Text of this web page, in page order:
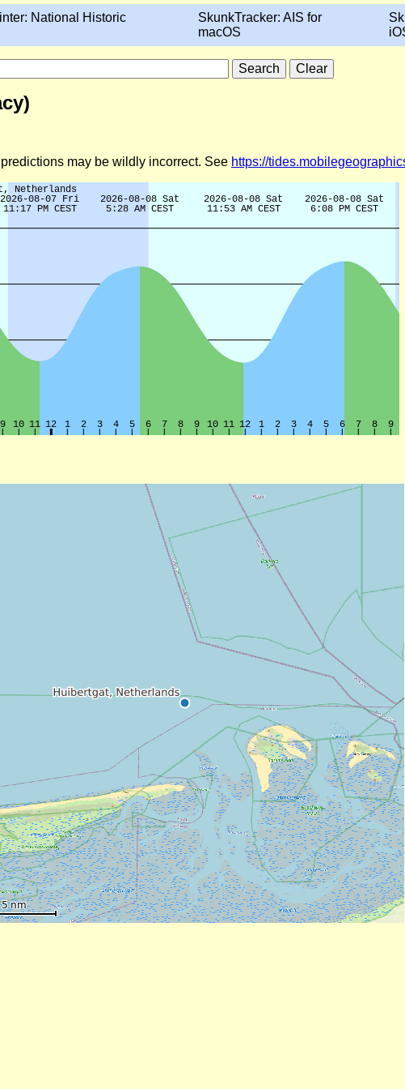
National Historic
SkunkTracker: AIS for
macOS
may be wildly incorrect. See https://